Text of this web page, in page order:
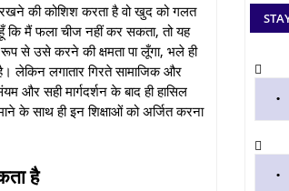
की कोशिश करता है वो खुद को गलत
कि मैं फला चीज नहीं कर सकता, तो यह
से उसे करने की क्षमता पा लूँगा, भले ही
लेकिन लगातार गिरते सामाजिक और
और सही मार्गदर्शन के बाद ही हासिल
के साथ ही इन शिक्षाओं को अर्जित करना
है